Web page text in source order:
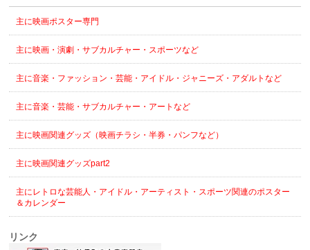
主に映画ポスター専門
主に映画・演劇・サブカルチャー・スポーツなど
主に音楽・ファッション・芸能・アイドル・ジャニーズ・アダルトなど
主に音楽・芸能・サブカルチャー・アートなど
主に映画関連グッズ（映画チラシ・半券・パンフなど）
主に映画関連グッズpart2
主にレトロな芸能人・アイドル・アーティスト・スポーツ関連のポスター
＆カレンダー
リンク